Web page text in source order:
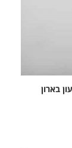
בארון